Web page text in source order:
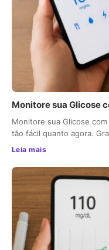
Monitore sua Glicose
Monitore sua Glicose
tão fácil quanto agora.
Leia mais